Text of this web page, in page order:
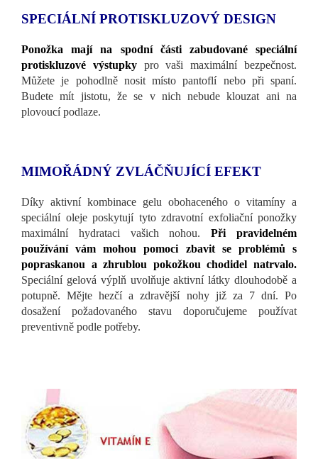
SPECIÁLNÍ PROTISKLUZOVÝ DESIGN
Ponožka mají na spodní části zabudované speciální
protiskluzové výstupkypro vaši maximální bezpečnost.
Můžete je pohodlně nosit místo pantoflí nebo při spaní.
Budete mít jistotu, že se v nich nebude klouzat ani na
plovoucí podlaze.
MIMOŘÁDNÝ ZVLÁČŇUJÍCÍ EFEKT
Díky aktivní kombinace gelu obohaceného o vitamíny a
speciální oleje poskytují tyto zdravotní exfoliační ponožky
maximální hydrataci vašich nohou.Při pravidelném
používání vám mohou pomoci zbavit se problémů s
popraskanou a zhrublou pokožkou chodidel natrvalo.
Speciální gelová výplň uvolňuje aktivní látky dlouhodobě a
potupně. Mějte hezčí a zdravější nohy již za 7 dní. Po
dosažení požadovaného stavu doporučujeme používat
preventivně podle potřeby.